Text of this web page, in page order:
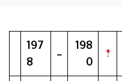
197
8
–
198
0